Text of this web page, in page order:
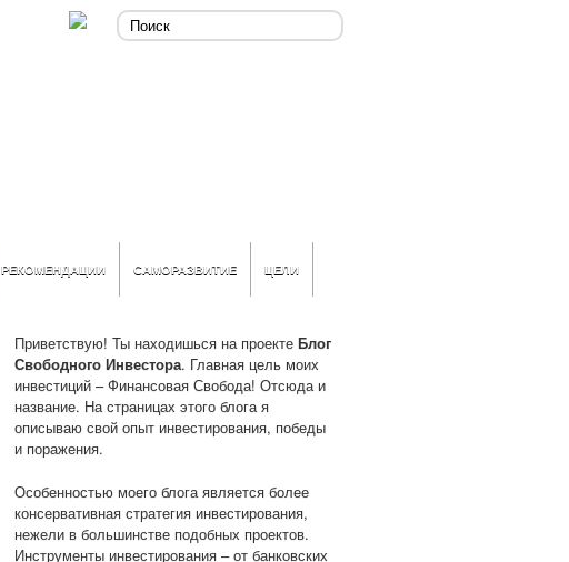
РЕКОМЕНДАЦИИ САМОРАЗВИТИЕ ЦЕЛИ
Приветствую! Ты находишься на проекте Блог
Свободного Инвестора. Главная цель моих
инвестиций – Финансовая Свобода! Отсюда и
название. На страницах этого блога я
описываю свой опыт инвестирования, победы
и поражения.
Особенностью моего блога является более
консервативная стратегия инвестирования,
нежели в большинстве подобных проектов.
Инструменты инвестирования – от банковских